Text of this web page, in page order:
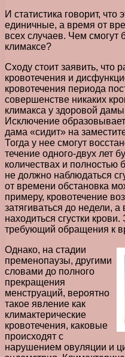
И статистика говорит, что
единичные, а время от
всех случаев. Чем смогут
климаксе?
Сходу стоит заявить, что
кровотечения и
кровотечения периода
совершенстве никаких
климакса у здоровой
Исключение
дама «сидит» на
Тогда у нее смогут
течение одного-двух лет
количествах и полностью
не должно наблюдаться
от времени обстановка
примеру, кровотечение
затягиваться до недели,
находиться сгустки
требующий обращения к
Однако, на стадии
пременопаузы, другими
словами до полного
прекращения
менструаций, вероятно
такое явление как
климактерические
кровотечения, каковые
происходят с
нарушением овуляции и